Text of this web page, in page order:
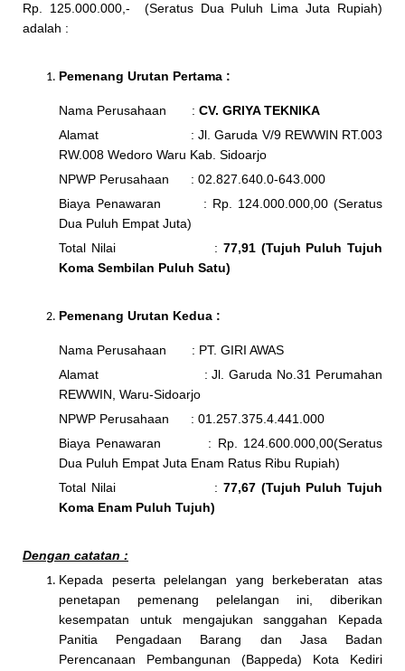
Rp. 125.000.000,- (Seratus Dua Puluh Lima Juta Rupiah)
adalah :
Pemenang Urutan Pertama :
Nama Perusahaan : CV. GRIYA TEKNIKA
Alamat : Jl. Garuda V/9 REWWIN RT.003
RW.008 Wedoro Waru Kab. Sidoarjo
NPWP Perusahaan : 02.827.640.0-643.000
Biaya Penawaran : Rp. 124.000.000,00 (Seratus
Dua Puluh Empat Juta)
Total Nilai : 77,91 (Tujuh Puluh Tujuh
Koma Sembilan Puluh Satu)
Pemenang Urutan Kedua :
Nama Perusahaan : PT. GIRI AWAS
Alamat : Jl. Garuda No.31 Perumahan
REWWIN, Waru-Sidoarjo
NPWP Perusahaan : 01.257.375.4.441.000
Biaya Penawaran : Rp. 124.600.000,00(Seratus
Dua Puluh Empat Juta Enam Ratus Ribu Rupiah)
Total Nilai : 77,67 (Tujuh Puluh Tujuh
Koma Enam Puluh Tujuh)
Dengan catatan :
Kepada peserta pelelangan yang berkeberatan atas
penetapan pemenang pelelangan ini, diberikan
kesempatan untuk mengajukan sanggahan Kepada
Panitia Pengadaan Barang dan Jasa Badan
Perencanaan Pembangunan (Bappeda) Kota Kediri